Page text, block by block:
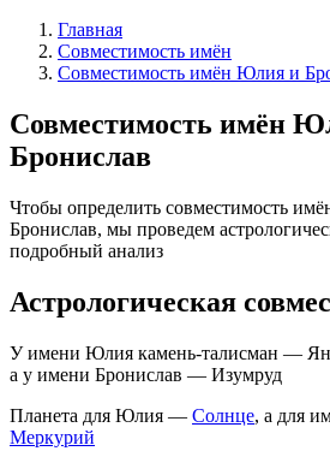
Главная
Совместимость имён
Совместимость имён Юлия и
Совместимость имён
Бронислав
Чтобы определить совместимость
Бронислав, мы проведем
подробный анализ
Астрологическая
У имени Юлия камень-талисман —
а у имени Бронислав — Изумруд
Планета для Юлия — Солнце, а для
Меркурий